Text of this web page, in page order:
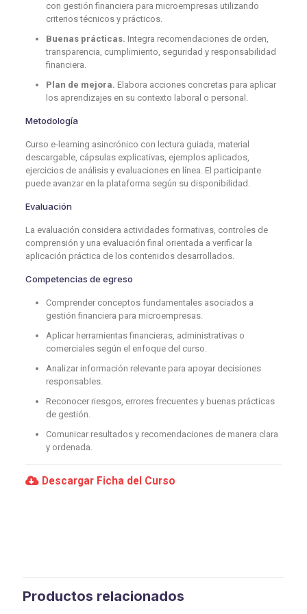
con gestión financiera para microempresas utilizando
criterios técnicos y prácticos.
Buenas prácticas. Integra recomendaciones de orden,
transparencia, cumplimiento, seguridad y responsabilidad
financiera.
Plan de mejora. Elabora acciones concretas para aplicar
los aprendizajes en su contexto laboral o personal.
Metodología
Curso e-learning asincrónico con lectura guiada, material
descargable, cápsulas explicativas, ejemplos aplicados,
ejercicios de análisis y evaluaciones en línea. El participante
puede avanzar en la plataforma según su disponibilidad.
Evaluación
La evaluación considera actividades formativas, controles de
comprensión y una evaluación final orientada a verificar la
aplicación práctica de los contenidos desarrollados.
Competencias de egreso
Comprender conceptos fundamentales asociados a
gestión financiera para microempresas.
Aplicar herramientas financieras, administrativas o
comerciales según el enfoque del curso.
Analizar información relevante para apoyar decisiones
responsables.
Reconocer riesgos, errores frecuentes y buenas prácticas
de gestión.
Comunicar resultados y recomendaciones de manera clara
y ordenada.
Descargar Ficha del Curso
Productos relacionados